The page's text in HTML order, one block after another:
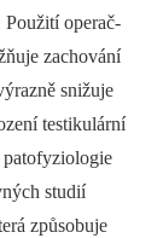
Použití ope­rač­
zachování
snižuje
testikulární
patofy­ziologie
studií
způsobuje